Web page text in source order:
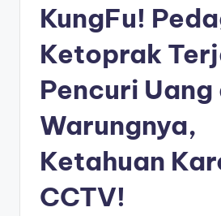
KungFu!
Ketoprak
Pencuri Uang
Warungnya,
Ketahuan
CCTV!